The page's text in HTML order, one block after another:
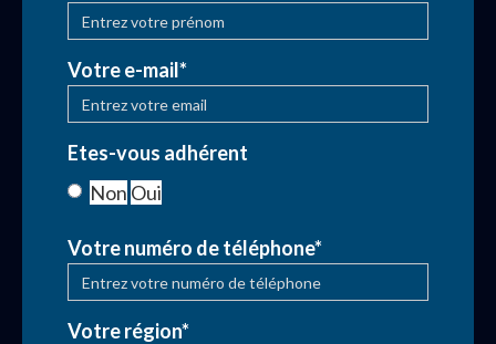
Votre e-mail*
Etes-vous adhérent
Non Oui
Votre numéro de téléphone*
Votre région*